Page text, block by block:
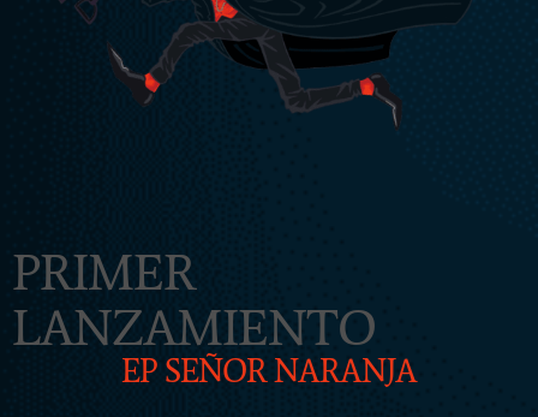
PRIMER
LANZAMIENTO
EP SEÑOR NARANJA